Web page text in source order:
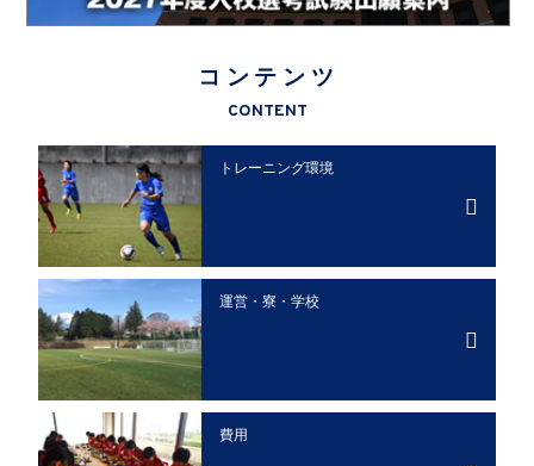
コンテンツ
CONTENT
トレーニング環境
運営・寮・学校
費用